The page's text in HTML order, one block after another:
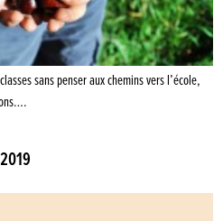
sans penser aux chemins vers l’école,